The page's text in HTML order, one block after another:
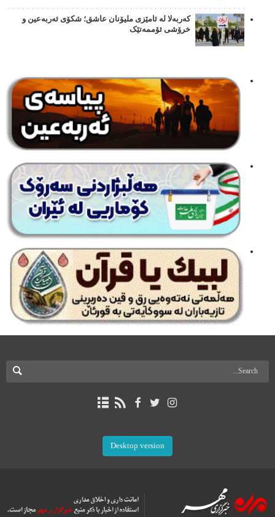
کەربەلا لە ئامێزی ملیۆنان عاشق؛ شکۆی ئەربەعین و
خرۆشی ئۆممەتێک
Desktop version